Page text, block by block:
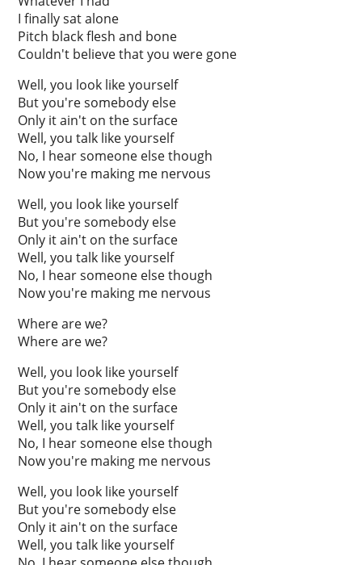
I finally sat alone
Pitch black flesh and bone
Couldn't believe that you were gone
Well, you look like yourself
But you're somebody else
Only it ain't on the surface
Well, you talk like yourself
No, I hear someone else though
Now you're making me nervous
Well, you look like yourself
But you're somebody else
Only it ain't on the surface
Well, you talk like yourself
No, I hear someone else though
Now you're making me nervous
Where are we?
Where are we?
Well, you look like yourself
But you're somebody else
Only it ain't on the surface
Well, you talk like yourself
No, I hear someone else though
Now you're making me nervous
Well, you look like yourself
But you're somebody else
Only it ain't on the surface
Well, you talk like yourself